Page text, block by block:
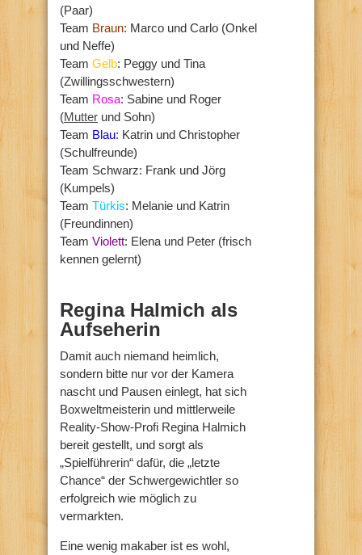
(Paar)
Team Braun: Marco und Carlo (Onkel
und Neffe)
Team Gelb: Peggy und Tina
(Zwillingsschwestern)
Team Rosa: Sabine und Roger
(Mutter und Sohn)
Team Blau: Katrin und Christopher
(Schulfreunde)
Team Schwarz: Frank und Jörg
(Kumpels)
Team Türkis: Melanie und Katrin
(Freundinnen)
Team Violett: Elena und Peter (frisch
kennen gelernt)
Regina Halmich als
Aufseherin
Damit auch niemand heimlich,
sondern bitte nur vor der Kamera
nascht und Pausen einlegt, hat sich
Boxweltmeisterin und mittlerweile
Reality-Show-Profi Regina Halmich
bereit gestellt, und sorgt als
„Spielführerin“ dafür, die „letzte
Chance“ der Schwergewichtler so
erfolgreich wie möglich zu
vermarkten.
Eine wenig makaber ist es wohl,